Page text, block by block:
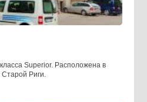
Superior. Расположена в
Риги.